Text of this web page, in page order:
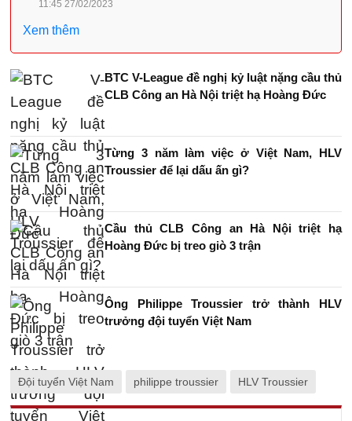
11:45 27/02/2023
Xem thêm
BTC V-League đề nghị kỷ luật nặng cầu thủ
CLB Công an Hà Nội triệt hạ Hoàng Đức
Từng 3 năm làm việc ở Việt Nam, HLV
Troussier để lại dấu ấn gì?
Cầu thủ CLB Công an Hà Nội triệt hạ
Hoàng Đức bị treo giò 3 trận
Ông Philippe Troussier trở thành HLV
trưởng đội tuyển Việt Nam
Đội tuyển Việt Nam philippe troussier HLV Troussier